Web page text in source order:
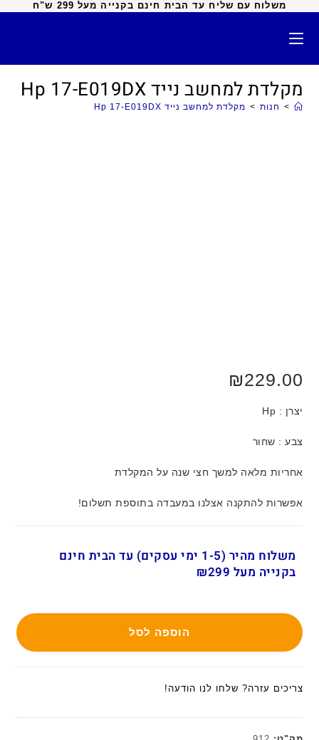
משלוח עם שליח עד הבית חינם בקנייה מעל 299 ש"ח
מקלדת למחשב נייד Hp 17-E019DX
> חנות > מקלדת למחשב נייד Hp 17-E019DX
₪229.00
יצרן : Hp
צבע : שחור
אחריות מלאה למשך חצי שנה על המקלדת
אפשרות להתקנה אצלנו במעבדה בתוספת תשלום!
משלוח מהיר (1-5 ימי עסקים) עד הבית חינם
בקנייה מעל ₪299
הוספה לסל
צריכים עזרה? שלחו לנו הודעה!